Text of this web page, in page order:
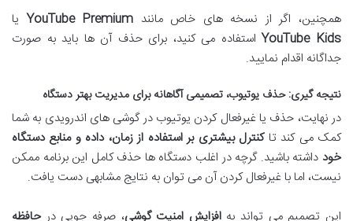
همچنین، اگر از نسخه های خاص مانند YouTube Premiumیا
YouTube Kidsاستفاده می کنید، برای حذف آن ها باید به صورت
جداگانه اقدام نمایید.
نتیجه گیری: حذف یوتیوب، تصمیمی آگاهانه برای مدیریت بهتر دستگاه
در نهایت، حذف یا غیرفعال کردن یوتیوب در گوشی های اندرویدی به شما
کمک می کند تاکنترل بیشتری بر استفاده از زمان، داده و منابع دستگاه
خود داشته باشید. گرچه در اغلب دستگاه ها حذف کامل این برنامه ممکن
نیست، اما با غیرفعال کردن آن می توان به نتایج مشابهی دست یافت.
این تصمیم می تواند بهافزایش امنیت گوشی، صرفه جویی درحافظه